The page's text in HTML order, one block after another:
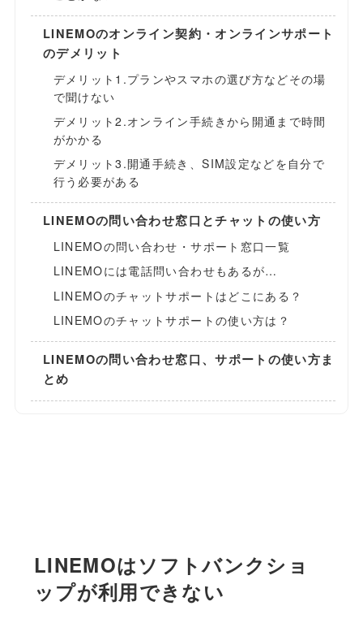
LINEMOのオンライン契約・オンラインサポート
のデメリット
デメリット1.プランやスマホの選び方などその場
で聞けない
デメリット2.オンライン手続きから開通まで時間
がかかる
デメリット3.開通手続き、SIM設定などを自分で
行う必要がある
LINEMOの問い合わせ窓口とチャットの使い方
LINEMOの問い合わせ・サポート窓口一覧
LINEMOには電話問い合わせもあるが…
LINEMOのチャットサポートはどこにある？
LINEMOのチャットサポートの使い方は？
LINEMOの問い合わせ窓口、サポートの使い方ま
とめ
LINEMOはソフトバンクショ
ップが利用できない